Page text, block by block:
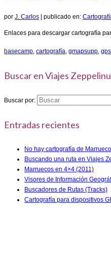
por J. Carlos | publicado en:
Enlaces para descargar cartografía
basecamp, cartografía, gmapsupp, gps
Buscar en Viajes
Buscar por:
Entradas recientes
No hay cartografía de
Buscando una ruta en Viajes
Marruecos en 4×4 (2011)
Visores de Información
Buscadores de Rutas (Tracks)
Cartografía para dispositivos